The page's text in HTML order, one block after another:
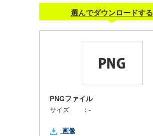
選んでダウンロードする
PNGファイル
サイズ ： -
画像